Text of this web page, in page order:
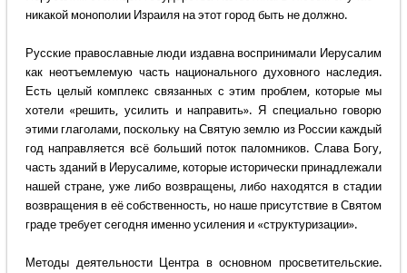
никакой монополии Израиля на этот город быть не должно.
Русские православные люди издавна воспринимали Иерусалим
как неотъемлемую часть национального духовного наследия.
Есть целый комплекс связанных с этим проблем, которые мы
хотели «решить, усилить и направить». Я специально говорю
этими глаголами, поскольку на Святую землю из России каждый
год направляется всё больший поток паломников. Слава Богу,
часть зданий в Иерусалиме, которые исторически принадлежали
нашей стране, уже либо возвращены, либо находятся в стадии
возвращения в её собственность, но наше присутствие в Святом
граде требует сегодня именно усиления и «структуризации».
Методы деятельности Центра в основном просветительские.